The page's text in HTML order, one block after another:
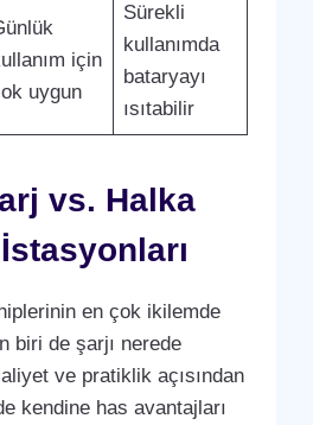
için
uygun
Sürekli
kullanımda
bataryayı
ısıtabilir
vs. Halka
en çok ikilemde
biri de şarjı nerede
ve pratiklik açısından
kendine has avantajları